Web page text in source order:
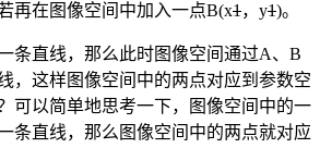
再在图像空间中加入一点B(x1，y1)。
条直线，那么此时图像空间通过A、B
，这样图像空间中的两点对应到参数空
可以简单地思考一下，图像空间中的一
条直线，那么图像空间中的两点就对应